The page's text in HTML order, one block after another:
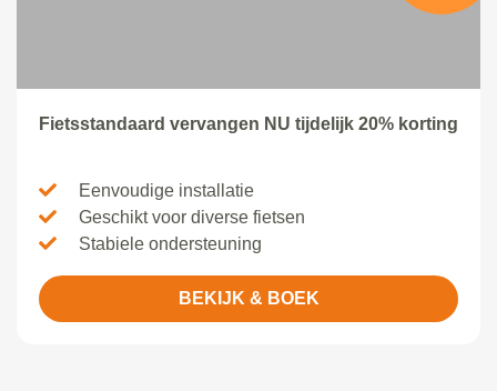
Fietsstandaard vervangen NU tijdelijk 20% korting
Eenvoudige installatie
Geschikt voor diverse fietsen
Stabiele ondersteuning
BEKIJK & BOEK